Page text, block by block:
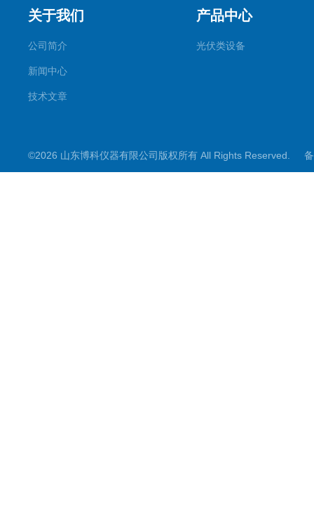
关于我们
公司简介
新闻中心
技术文章
产品中心
光伏类设备
©2026 山东博科仪器有限公司版权所有 All Rights Reserved.